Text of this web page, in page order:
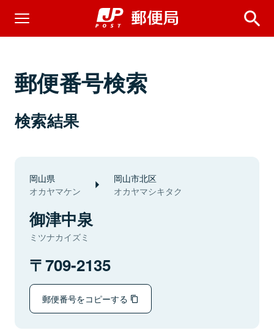
郵便番号検索
検索結果
岡山県
オカヤマケン
岡山市北区
オカヤマシキタク
御津中泉
ミツナカイズミ
709-2135
郵便番号をコピーする